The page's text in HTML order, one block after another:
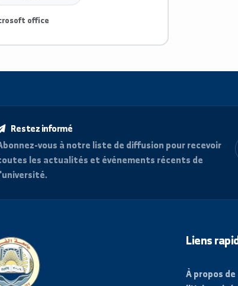
اللغات والمهارات
اللغة الانجليزية
Restez informé
toutes les actualités et événements récents
l'université.